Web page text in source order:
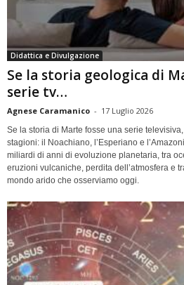
Didattica e Divulgazione
Se la storia geologica di
serie tv…
Agnese Caramanico - 17 Luglio 2026
Se la storia di Marte fosse una serie
stagioni: il Noachiano, l’Esperiano e
miliardi di anni di evoluzione planetaria, tra
eruzioni vulcaniche, perdita dell’atmosfera e
mondo arido che osserviamo oggi.